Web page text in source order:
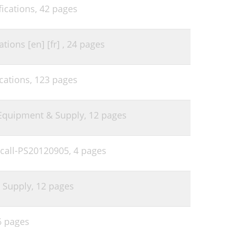
68
72
82
42 pages
[en] [fr] , 24 pages
123 pages
& Supply, 12 pages
PS20120905, 4 pages
12 pages
pages